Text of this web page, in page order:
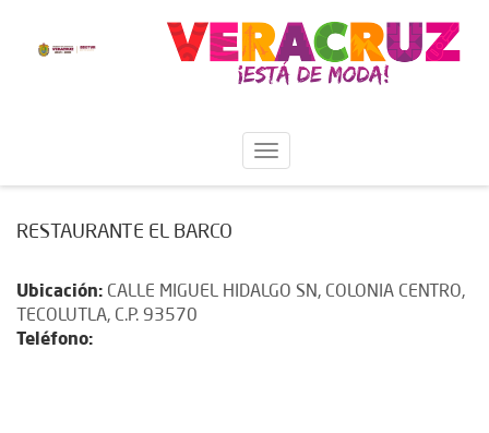
RESTAURANTE EL BARCO
Ubicación: CALLE MIGUEL HIDALGO SN, COLONIA CENTRO,
TECOLUTLA, C.P. 93570
Teléfono: